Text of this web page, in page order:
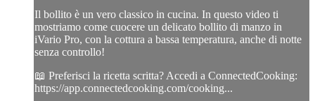
Il bollito è un vero classico in cucina. In questo video ti
mostriamo come cuocere un delicato bollito di manzo in
iVario Pro, con la cottura a bassa temperatura, anche di notte
senza controllo!
📖 Preferisci la ricetta scritta? Accedi a ConnectedCooking:
https://app.connectedcooking.com/cooking...